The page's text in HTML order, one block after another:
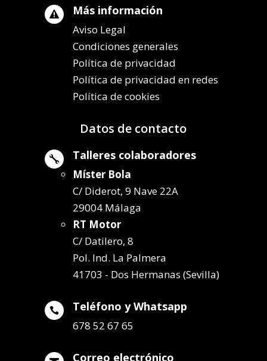
 Más información
Aviso Legal
Condiciones generales
Política de privacidad
Política de privacidad en redes
Política de cookies
Datos de contacto
 Talleres colaboradores
Míster Bola
C/ Diderot, 9 Nave 22A
29004 Málaga
RT Motor
C/ Datilero, 8
Pol. Ind. La Palmera
41703 - Dos Hermanas (Sevilla)
 Teléfono y Whatsapp
678 52 67 65
Correo electrónico